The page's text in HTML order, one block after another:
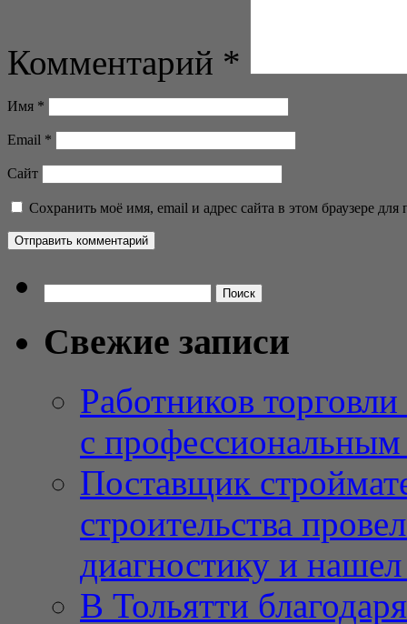
Комментарий *
Имя *
Email *
Сайт
Сохранить моё имя, email и адрес сайта в этом браузере
Свежие записи
Работников
с
Поставщик
строительства
диагностику и
В Тольятти